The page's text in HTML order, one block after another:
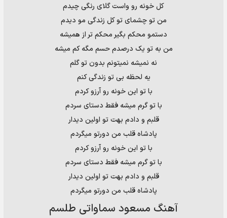
کل خونه رو واست گلای رنگی چیدم
من تو چشمای تو کل زندگی مو دیدم
دستمو محکم بگیر محکم تر از همیشه
من به تو یک درصدم حسم مگه کم میشه
نه نمیشه نمیتونم بدون تو گلم
یه لحظه بی تو زندگی کنم
با تو این خونه رو آرزو کردم
با تو گرم میشه فقط دستای سردم
قلبم و دادم بهت تو اولین دیدار
پادشاه قلب من دورتو میگردم
با تو این خونه رو آرزو کردم
با تو گرم میشه فقط دستای سردم
قلبم و دادم بهت تو اولین دیدار
پادشاه قلب من دورتو میگردم
آهنگ مسعود سماواتى طلسم